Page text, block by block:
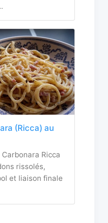
(Ricca) au
Ricca
rissolés,
et liaison finale